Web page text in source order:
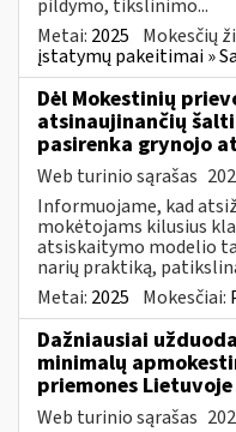
pildymo, tikslinimo...
Metai: 2025 Mokesčių
įstatymų pakeitimai »
Dėl Mokestinių
atsinaujinančių
pasirenka grynojo
Web turinio sąrašas
Informuojame, kad
mokėtojams kilusius
atsiskaitymo modelio
narių praktiką,
Metai: 2025 Mokesčiai:
Dažniausiai
minimalų
priemones Lietuvoje
Web turinio sąrašas